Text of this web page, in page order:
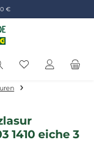
€
Du hast 0
1410 eiche 3